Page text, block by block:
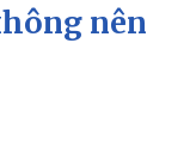
thời tiết
nên